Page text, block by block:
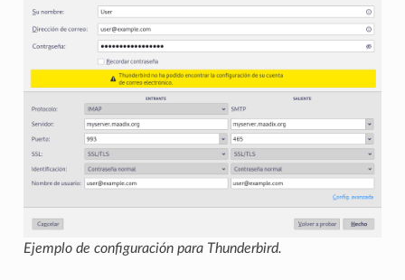
Ejemplo de configuración para Thunderbird.